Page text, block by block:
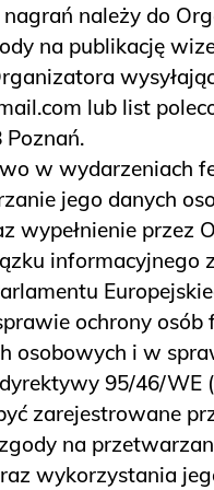
należy do
na publikację
lub list
w wydarzeniach
jego danych
wypełnienie przez
informacyjnego
ochrony
osobowych i w
95/46/WE
zarejestrowane
na
wykorzystania